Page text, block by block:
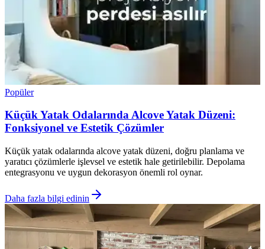
Popüler
Küçük Yatak Odalarında Alcove Yatak Düzeni:
Fonksiyonel ve Estetik Çözümler
Küçük yatak odalarında alcove yatak düzeni, doğru planlama ve
yaratıcı çözümlerle işlevsel ve estetik hale getirilebilir. Depolama
entegrasyonu ve uygun dekorasyon önemli rol oynar.
Daha fazla bilgi edinin